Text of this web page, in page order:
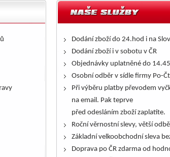
Dodání zboží do 24.hod i na
Dodání zboží i v sobotu v ČR
Objednávky uplatněné do
Osobní odběr v sídle firmy Po-
Při výběru platby převodem
na email. Pak teprve
před odesláním zboží zaplatíte.
Roční věrnostní slevy, větší
Základní velkoobchodní sleva
Doprava po ČR zdarma od